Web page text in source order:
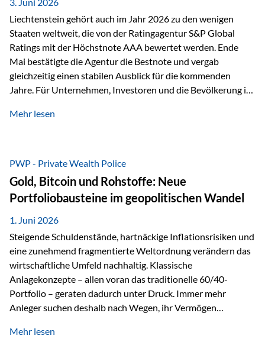
Liechtenstein gehört auch im Jahr 2026 zu den wenigen
Staaten weltweit, die von der Ratingagentur S&P Global
Ratings mit der Höchstnote AAA bewertet werden. Ende
Mai bestätigte die Agentur die Bestnote und vergab
gleichzeitig einen stabilen Ausblick für die kommenden
Jahre. Für Unternehmen, Investoren und die Bevölkerung ist
finanzielle Stabilität des Landes sowie das Vertrauen
trotz Herausforderungen Die weltwirtschaftlichen
Rahmenbedingungen bleiben anspruchsvoll. Geopolitische
Unsicherheiten, eine verhaltene Investitionstätigkeit und
eine schwächere Nachfrage in wichtigen Exportmärkten
beeinflussen auch die liechtensteinische Wirtschaft.
Dennoch sieht…
Mehr lesen
PWP - Private Wealth Police
Gold, Bitcoin und Rohstoffe: Neue
Portfoliobausteine im geopolitischen Wandel
1. Juni 2026
Steigende Schuldenstände, hartnäckige Inflationsrisiken und
eine zunehmend fragmentierte Weltordnung verändern das
wirtschaftliche Umfeld nachhaltig. Klassische
Anlagekonzepte – allen voran das traditionelle 60/40-
Portfolio – geraten dadurch unter Druck. Immer mehr
Anleger suchen deshalb nach Wegen, ihr Vermögen
Unsicherheit abzusichern. Genau hier rücken reale und
Mehr lesen